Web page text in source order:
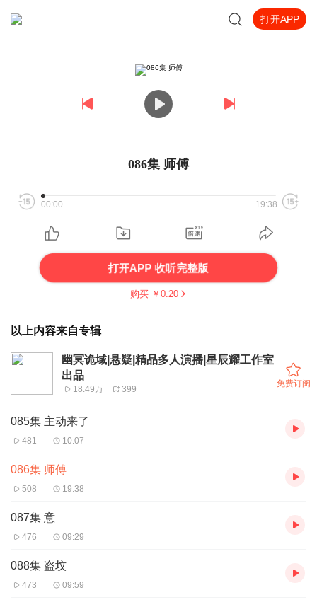
打开APP
086集 师傅
00:00 19:38
打开APP 收听完整版
购买 ￥ 0.20
以上内容来自专辑
幽冥诡域|悬疑|精品多人演播|星辰耀工作室
出品
18.49万 399
免费订阅
085集 主动来了
481 10:07
086集 师傅
508 19:38
087集 意
476 09:29
088集 盗坟
473 09:59